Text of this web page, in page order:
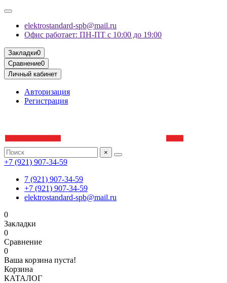
elektrostandard-spb@mail.ru
Офис работает: ПН-ПТ с 10:00 до 19:00
Закладки0
Сравнение0
Личный кабинет
Авторизация
Регистрация
×
+7 (921) 907-34-59
7 (921) 907-34-59
+7 (921) 907-34-59
elektrostandard-spb@mail.ru
0
Закладки
0
Сравнение
0
Ваша корзина пуста!
Корзина
КАТАЛОГ